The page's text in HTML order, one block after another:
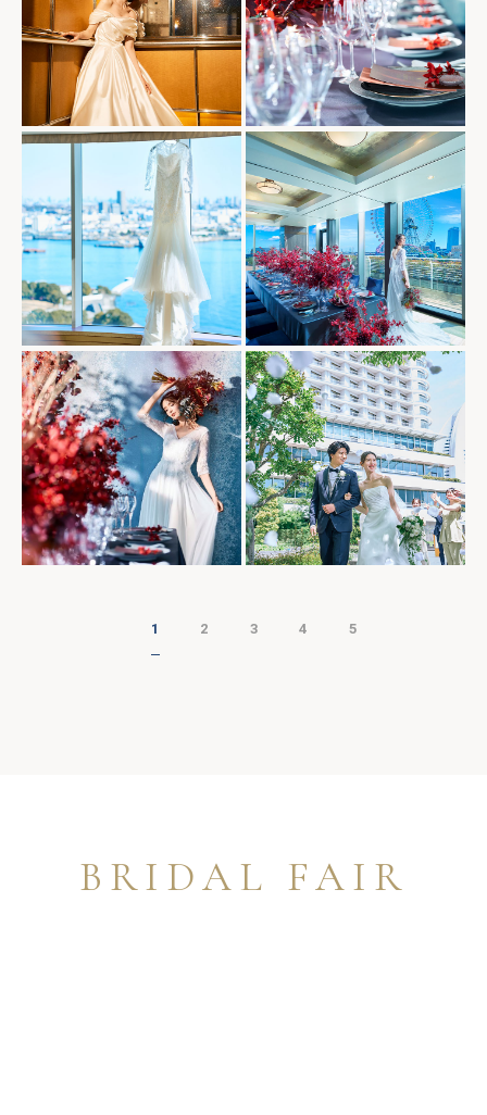
1 2 3 4 5
BRIDAL FAIR